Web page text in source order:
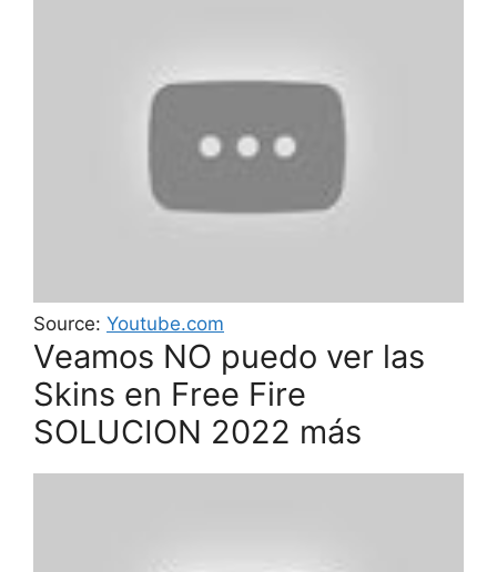
Source: Youtube.com
Veamos NO puedo ver las
Skins en Free Fire
SOLUCION 2022 más